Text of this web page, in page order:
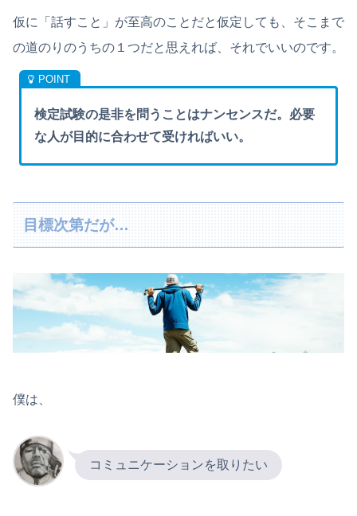
仮に「話すこと」が至高のことだと仮定しても、そこまで
の道のりのうちの１つだと思えれば、それでいいのです。
検定試験の是非を問うことはナンセンスだ。必要
な人が目的に合わせて受ければいい。
目標次第だが…
僕は、
コミュニケーションを取りたい